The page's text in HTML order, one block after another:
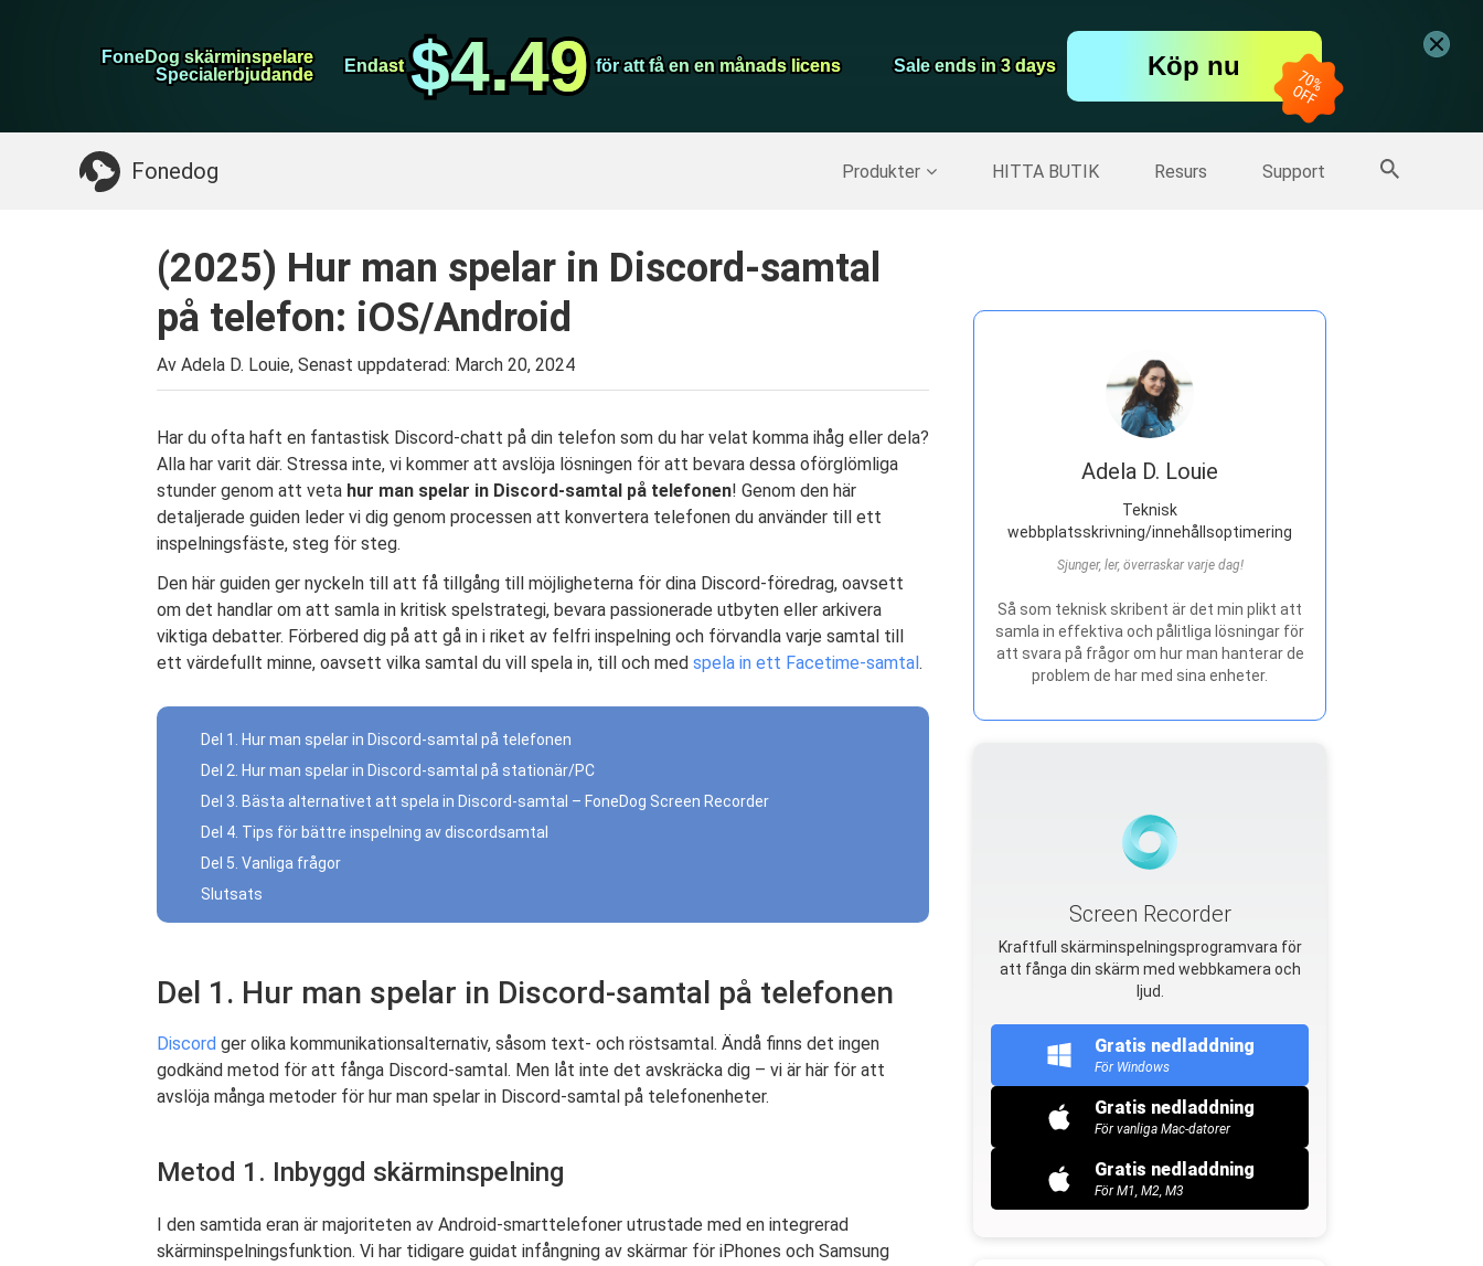
FoneDog skärminspelare
FoneDog skärminspelare
Specialerbjudande
Specialerbjudande Endast
Endast $4.49
$4.49 för att få en en månads licens
för att få en en månads licens Sale ends in 3 days
Sale ends in 3 days Köp nu
Fonedog Produkter HITTA BUTIK Resurs Support
iPhone Cleaner Screen Recorder
Något du kan behöva: IPhone Backup>> Fler produkter
(2025) Hur man spelar in Discord-samtal
på telefon: iOS/Android
Av Adela D. Louie, Senast uppdaterad: March 20, 2024
Har du ofta haft en fantastisk Discord-chatt på din telefon som du har velat komma ihåg eller dela?
Alla har varit där. Stressa inte, vi kommer att avslöja lösningen för att bevara dessa oförglömliga
stunder genom att veta hur man spelar in Discord-samtal på telefonen! Genom den här
detaljerade guiden leder vi dig genom processen att konvertera telefonen du använder till ett
inspelningsfäste, steg för steg.
Den här guiden ger nyckeln till att få tillgång till möjligheterna för dina Discord-föredrag, oavsett
om det handlar om att samla in kritisk spelstrategi, bevara passionerade utbyten eller arkivera
viktiga debatter. Förbered dig på att gå in i riket av felfri inspelning och förvandla varje samtal till
ett värdefullt minne, oavsett vilka samtal du vill spela in, till och med spela in ett Facetime-samtal.
Del 1. Hur man spelar in Discord-samtal på telefonen
Del 2. Hur man spelar in Discord-samtal på stationär/PC
Del 3. Bästa alternativet att spela in Discord-samtal – FoneDog Screen Recorder
Del 4. Tips för bättre inspelning av discordsamtal
Del 5. Vanliga frågor
Slutsats
Del 1. Hur man spelar in Discord-samtal på telefonen
Discord ger olika kommunikationsalternativ, såsom text- och röstsamtal. Ändå finns det ingen
godkänd metod för att fånga Discord-samtal. Men låt inte det avskräcka dig – vi är här för att
avslöja många metoder för hur man spelar in Discord-samtal på telefonenheter.
Metod 1. Inbyggd skärminspelning
I den samtida eran är majoriteten av Android-smarttelefoner utrustade med en integrerad
skärminspelningsfunktion. Vi har tidigare guidat infångning av skärmar för iPhones och Samsung
Adela D. Louie
Teknisk
webbplatsskrivning/innehållsoptimering
Sjunger, ler, överraskar varje dag!
Så som teknisk skribent är det min plikt att
samla in effektiva och pålitliga lösningar för
att svara på frågor om hur man hanterar de
problem de har med sina enheter.
Screen Recorder
Kraftfull skärminspelningsprogramvara för
att fånga din skärm med webbkamera och
ljud.
Gratis nedladdning
För Windows
Gratis nedladdning
För vanliga Mac-datorer
Gratis nedladdning
För M1, M2, M3